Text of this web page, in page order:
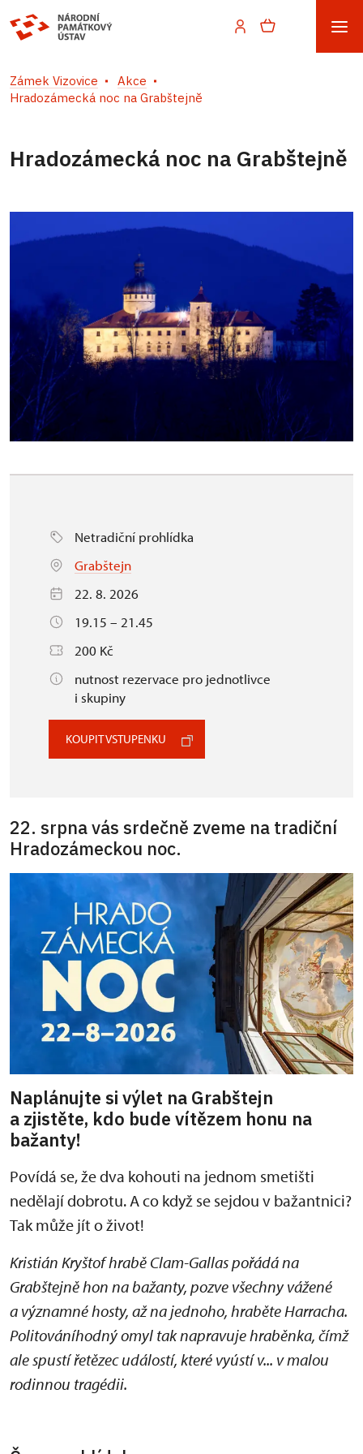
Zámek Vizovice
Akce
Hradozámecká noc na Grabštejně
Hradozámecká noc na Grabštejně
Netradiční prohlídka
Grabštejn
22. 8. 2026
19.15 – 21.45
200 Kč
nutnost rezervace pro jednotlivce
i skupiny
KOUPIT VSTUPENKU
22. srpna vás srdečně zveme na tradiční
Hradozámeckou noc.
Naplánujte si výlet na Grabštejn
a zjistěte, kdo bude vítězem honu na
bažanty!
Povídá se, že dva kohouti na jednom smetišti
nedělají dobrotu. A co když se sejdou v bažantnici?
Tak může jít o život!
Kristián Kryštof hrabě Clam-Gallas pořádá na
Grabštejně hon na bažanty, pozve všechny vážené
a významné hosty, až na jednoho, hraběte Harracha.
Politováníhodný omyl tak napravuje hraběnka, čímž
ale spustí řetězec událostí, které vyústí v... v malou
rodinnou tragédii.